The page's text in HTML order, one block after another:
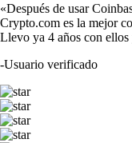
«Después de usar
Crypto.com es la mejor
Llevo ya 4 años con
-Usuario verificado